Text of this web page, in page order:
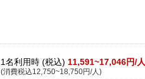
1名利用時 (税込) 11,591~17,046円/人
(消費税込12,750~18,750円/人)